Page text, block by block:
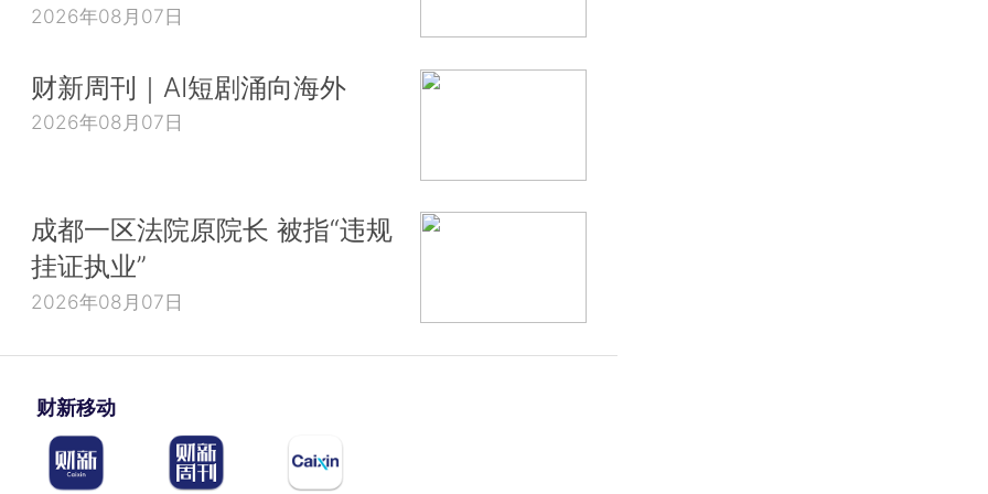
2026年08月07日
财新周刊｜AI短剧涌向海外
2026年08月07日
成都一区法院原院长 被指“违规
挂证执业”
2026年08月07日
财新移动